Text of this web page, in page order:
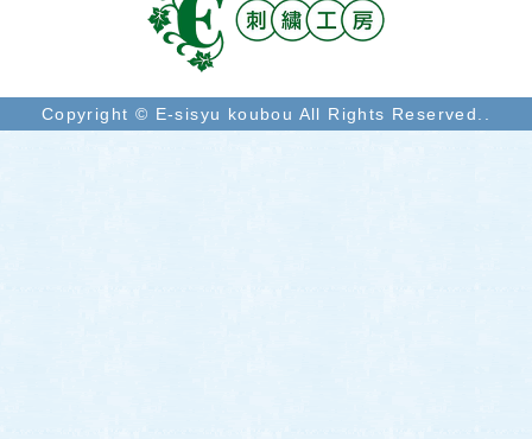
Copyright © E-sisyu koubou All Rights Reserved..